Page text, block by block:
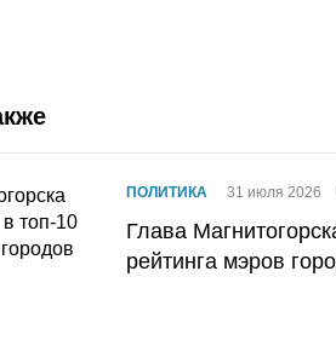
ПОЛИТИКА 31 июля 2026
Глава
рейтинга мэров